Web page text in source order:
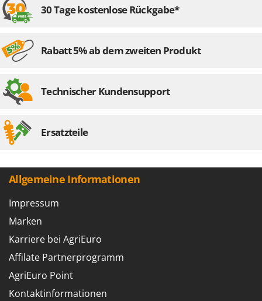
Rato
Redback
Resto Italia
Ripartrak
River Systems
Rover Pompe
Royal Food
S
30 Tage kostenlose Rückgabe*
Rabatt 5% ab dem zweiten Produkt
Technischer Kundensupport
Ersatzteile
Allgemeine Informationen
Impressum
Marken
Karriere bei AgriEuro
Affilate Partnerprogramm
AgriEuro Point
Kontaktinformationen